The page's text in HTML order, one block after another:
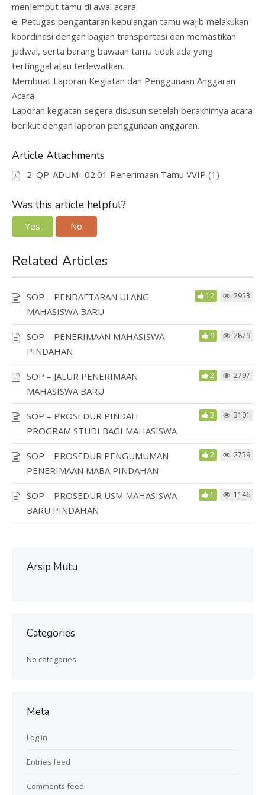
menjemput tamu di awal acara.
e. Petugas pengantaran kepulangan tamu wajib melakukan
koordinasi dengan bagian transportasi dan memastikan
jadwal, serta barang bawaan tamu tidak ada yang
tertinggal atau terlewatkan.
Membuat Laporan Kegiatan dan Penggunaan Anggaran
Acara
Laporan kegiatan segera disusun setelah berakhirnya acara
berikut dengan laporan penggunaan anggaran.
Article Attachments
2. QP-ADUM- 02.01 Penerimaan Tamu VVIP (1)
Was this article helpful?
Yes No
Related Articles
SOP – PENDAFTARAN ULANG
MAHASISWA BARU
12 2953
SOP – PENERIMAAN MAHASISWA
PINDAHAN
9 2879
SOP – JALUR PENERIMAAN
MAHASISWA BARU
2 2797
SOP – PROSEDUR PINDAH
PROGRAM STUDI BAGI MAHASISWA
3 3101
SOP – PROSEDUR PENGUMUMAN
PENERIMAAN MABA PINDAHAN
2 2759
SOP – PROSEDUR USM MAHASISWA
BARU PINDAHAN
1 1146
Arsip Mutu
Categories
No categories
Meta
Log in
Entries feed
Comments feed